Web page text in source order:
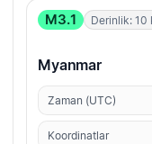
M3.1 Derinlik: 10
Myanmar
Zaman (UTC)
Koordinatlar